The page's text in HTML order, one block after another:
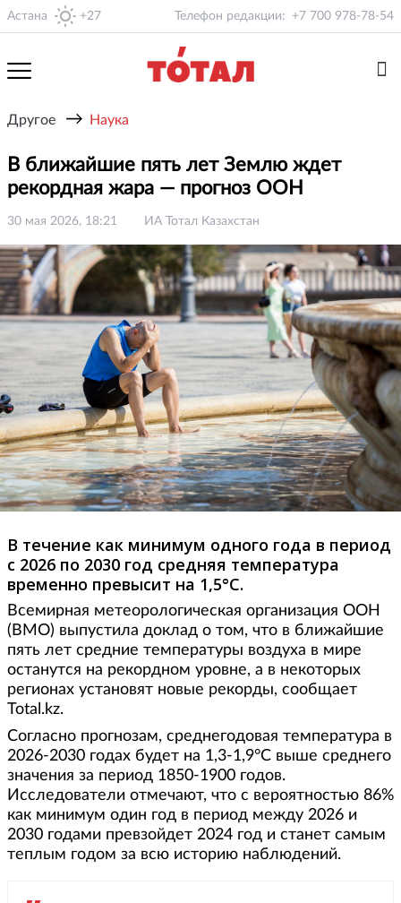
Астана +27 Телефон редакции: +7 700 978-78-54
Другое → Наука
В ближайшие пять лет Землю ждет
рекордная жара — прогноз ООН
30 мая 2026, 18:21 ИА Тотал Казахстан
В течение как минимум одного года в период
с 2026 по 2030 год средняя температура
временно превысит на 1,5°C.
Всемирная метеорологическая организация ООН
(ВМО) выпустила доклад о том, что в ближайшие
пять лет средние температуры воздуха в мире
останутся на рекордном уровне, а в некоторых
регионах установят новые рекорды, сообщает
Total.kz.
Согласно прогнозам, среднегодовая температура в
2026-2030 годах будет на 1,3-1,9°C выше среднего
значения за период 1850-1900 годов.
Исследователи отмечают, что с вероятностью 86%
как минимум один год в период между 2026 и
2030 годами превзойдет 2024 год и станет самым
теплым годом за всю историю наблюдений.